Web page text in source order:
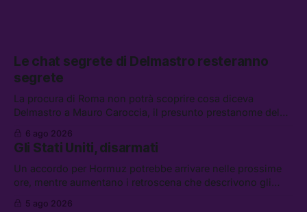
Le chat segrete di Delmastro resteranno
segrete
La procura di Roma non potrà scoprire cosa diceva
Delmastro a Mauro Caroccia, il presunto prestanome del
clan Senese. Tra le altre notizie: le IDF hanno ripreso gli
attacchi in Libano, il governo chiederà 36 miliardi di
flessibilità in armi e energia, e Grokipedia è già stata
abbandonata
6 ago 2026
Gli Stati Uniti, disarmati
Un accordo per Hormuz potrebbe arrivare nelle prossime
ore, mentre aumentano i retroscena che descrivono gli
Stati Uniti come disarmati. Tra le altre notizie: le storie di
5 ago 2026